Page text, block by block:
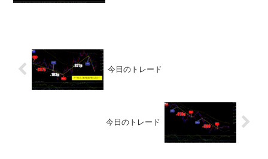
今日のトレード
今日のトレード